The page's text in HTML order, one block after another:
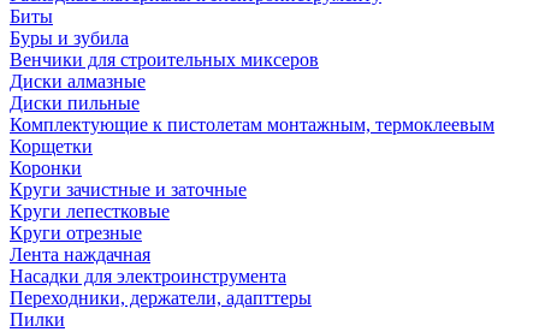
Биты
Буры и зубила
Венчики для строительных миксеров
Диски алмазные
Диски пильные
Комплектующие к пистолетам монтажным, термоклеевым
Корщетки
Коронки
Круги зачистные и заточные
Круги лепестковые
Круги отрезные
Лента наждачная
Насадки для электроинструмента
Переходники, держатели, адапттеры
Пилки